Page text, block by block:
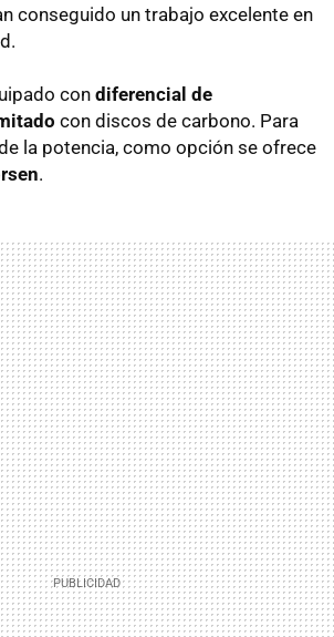
conseguido un trabajo excelente en
condiferencial de
con discos de carbono. Para
la potencia, como opción se ofrece
.